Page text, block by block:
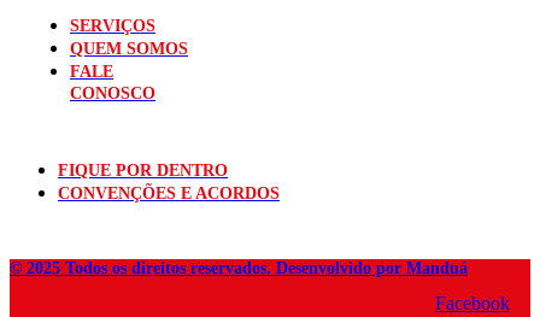
SERVIÇOS
QUEM SOMOS
FALE
CONOSCO
FIQUE POR DENTRO
CONVENÇÕES E ACORDOS
© 2025 Todos os direitos reservados. Desenvolvido por Manduá
Facebook